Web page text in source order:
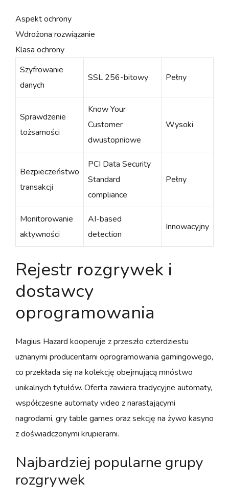
Aspekt ochrony
Wdrożona rozwiązanie
Klasa ochrony
Szyfrowanie
danych
SSL 256-bitowy Pełny
Sprawdzenie
tożsamości
Know Your
Customer
dwustopniowe
Wysoki
Bezpieczeństwo
transakcji
PCI Data Security
Standard
compliance
Pełny
Monitorowanie
aktywności
AI-based
detection
Innowacyjny
Rejestr rozgrywek i
dostawcy
oprogramowania
Magius Hazard kooperuje z przeszło czterdziestu
uznanymi producentami oprogramowania gamingowego,
co przekłada się na kolekcję obejmującą mnóstwo
unikalnych tytułów. Oferta zawiera tradycyjne automaty,
współczesne automaty video z narastającymi
nagrodami, gry table games oraz sekcję na żywo kasyno
z doświadczonymi krupierami.
Najbardziej popularne grupy
rozgrywek